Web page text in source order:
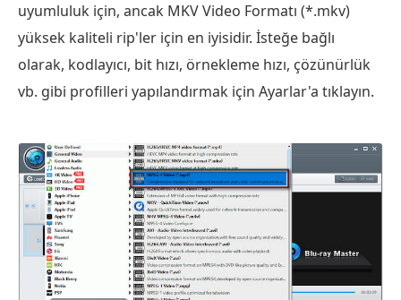
uyumluluk için, ancak MKV Video Formatı (*.mkv)
yüksek kaliteli rip'ler için en iyisidir. İsteğe bağlı
olarak, kodlayıcı, bit hızı, örnekleme hızı, çözünürlük
vb. gibi profilleri yapılandırmak için Ayarlar'a tıklayın.